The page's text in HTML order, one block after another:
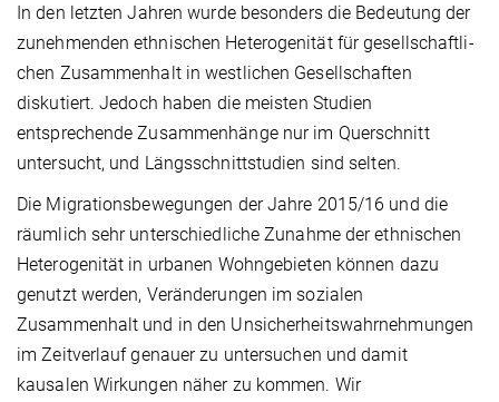
In den letzten Jahren wurde besonders die Bedeutung der
zunehmenden ethnischen Heterogenität für gesellschaft­li­
chen Zusammenhalt in westlichen Gesellschaften
diskutiert. Jedoch haben die meisten Studien
entsprechende Zusammenhänge nur im Querschnitt
untersucht, und Längsschnittstudien sind selten.
Die Migrationsbewegungen der Jahre 2015/16 und die
räumlich sehr unterschiedliche Zunahme der ethnischen
Hetero­ge­ni­tät in urbanen Wohngebieten können dazu
genutzt werden, Veränderungen im sozialen
Zusammenhalt und in den Unsicherheitswahrnehmungen
im Zeitverlauf genauer zu untersuchen und damit
kausalen Wirkungen näher zu kom­men. Wir